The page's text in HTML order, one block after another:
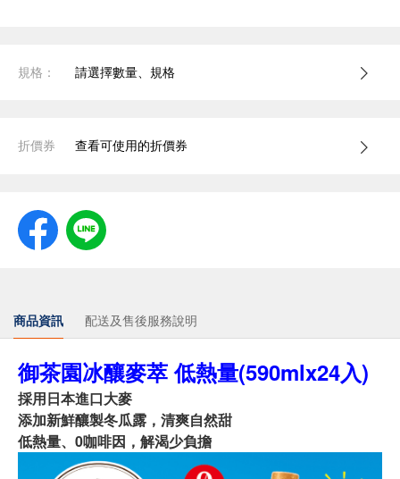
規格： 請選擇數量、規格
折價券 查看可使用的折價券
商品資訊 配送及售後服務說明
御茶園冰釀麥萃 低熱量(590mlx24入)
採用日本進口大麥
添加新鮮釀製冬瓜露，清爽自然甜
低熱量、0咖啡因，解渴少負擔